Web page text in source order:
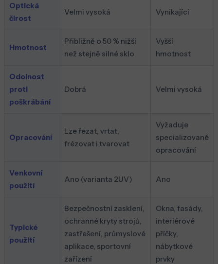
Optická
čirost
Velmi vysoká Vynikající
Hmotnost
Přibližně o 50 % nižší
než stejně silné sklo
Vyšší
hmotnost
Odolnost
proti
poškrábání
Dobrá Velmi vysoká
Opracování
Lze řezat, vrtat,
frézovat i tvarovat
Vyžaduje
specializované
opracování
Venkovní
použití
Ano (varianta 2UV) Ano
Typické
použití
Bezpečnostní zasklení,
ochranné kryty strojů,
zastřešení, průmyslové
aplikace, sportovní
zařízení
Okna, fasády,
interiérové
příčky,
nábytkové
prvky